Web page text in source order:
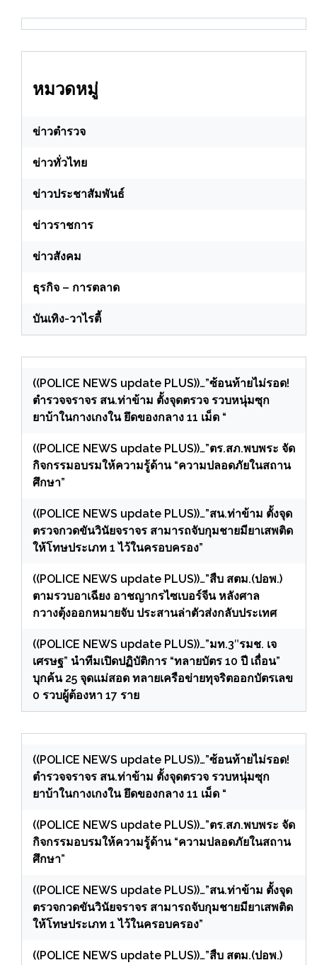
หมวดหมู่
ข่าวตำรวจ
ข่าวทั่วไทย
ข่าวประชาสัมพันธ์
ข่าวราชการ
ข่าวสังคม
ธุรกิจ – การตลาด
บันเทิง-วาไรตี้
((POLICE NEWS update PLUS))…”ซ้อนท้ายไม่รอด!
ตำรวจจราจร สน.ท่าข้าม ตั้งจุดตรวจ รวบหนุ่มซุก
ยาบ้าในกางเกงใน ยึดของกลาง 11 เม็ด “
((POLICE NEWS update PLUS))…”ตร.สภ.พบพระ จัด
กิจกรรมอบรมให้ความรู้ด้าน “ความปลอดภัยในสถาน
ศึกษา”
((POLICE NEWS update PLUS))…”สน.ท่าข้าม ตั้งจุด
ตรวจกวดขันวินัยจราจร สามารถจับกุมชายมียาเสพติด
ให้โทษประเภท 1 ไว้ในครอบครอง”
((POLICE NEWS update PLUS))…”สืบ สตม.(ปอพ.)
ตามรวบอาเฉียง อาชญากรไซเบอร์จีน หลังศาล
กวางตุ้งออกหมายจับ ประสานล่าตัวส่งกลับประเทศ
((POLICE NEWS update PLUS))…”มท.3″รมช. เจ
เศรษฐ” นำทีมเปิดปฏิบัติการ “ทลายบัตร 10 ปี เถื่อน”
บุกค้น 25 จุดแม่สอด ทลายเครือข่ายทุจริตออกบัตรเลข
0 รวบผู้ต้องหา 17 ราย
((POLICE NEWS update PLUS))…”ซ้อนท้ายไม่รอด!
ตำรวจจราจร สน.ท่าข้าม ตั้งจุดตรวจ รวบหนุ่มซุก
ยาบ้าในกางเกงใน ยึดของกลาง 11 เม็ด “
((POLICE NEWS update PLUS))…”ตร.สภ.พบพระ จัด
กิจกรรมอบรมให้ความรู้ด้าน “ความปลอดภัยในสถาน
ศึกษา”
((POLICE NEWS update PLUS))…”สน.ท่าข้าม ตั้งจุด
ตรวจกวดขันวินัยจราจร สามารถจับกุมชายมียาเสพติด
ให้โทษประเภท 1 ไว้ในครอบครอง”
((POLICE NEWS update PLUS))…”สืบ สตม.(ปอพ.)